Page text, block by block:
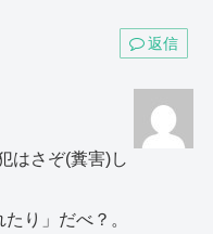
返信
はさぞ(糞害)し
り」だべ？。